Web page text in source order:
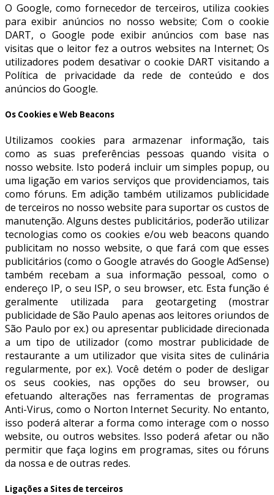
O Google, como fornecedor de terceiros, utiliza cookies
para exibir anúncios no nosso website; Com o cookie
DART, o Google pode exibir anúncios com base nas
visitas que o leitor fez a outros websites na Internet; Os
utilizadores podem desativar o cookie DART visitando a
Política de privacidade da rede de conteúdo e dos
anúncios do Google.
Os Cookies e Web Beacons
Utilizamos cookies para armazenar informação, tais
como as suas preferências pessoas quando visita o
nosso website. Isto poderá incluir um simples popup, ou
uma ligação em varios serviços que providenciamos, tais
como fóruns. Em adição também utilizamos publicidade
de terceiros no nosso website para suportar os custos de
manutenção. Alguns destes publicitários, poderão utilizar
tecnologias como os cookies e/ou web beacons quando
publicitam no nosso website, o que fará com que esses
publicitários (como o Google através do Google AdSense)
também recebam a sua informação pessoal, como o
endereço IP, o seu ISP, o seu browser, etc. Esta função é
geralmente utilizada para geotargeting (mostrar
publicidade de São Paulo apenas aos leitores oriundos de
São Paulo por ex.) ou apresentar publicidade direcionada
a um tipo de utilizador (como mostrar publicidade de
restaurante a um utilizador que visita sites de culinária
regularmente, por ex.). Você detém o poder de desligar
os seus cookies, nas opções do seu browser, ou
efetuando alterações nas ferramentas de programas
Anti-Virus, como o Norton Internet Security. No entanto,
isso poderá alterar a forma como interage com o nosso
website, ou outros websites. Isso poderá afetar ou não
permitir que faça logins em programas, sites ou fóruns
da nossa e de outras redes.
Ligações a Sites de terceiros